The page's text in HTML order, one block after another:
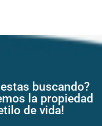
buscando?
la propiedad
de vida!